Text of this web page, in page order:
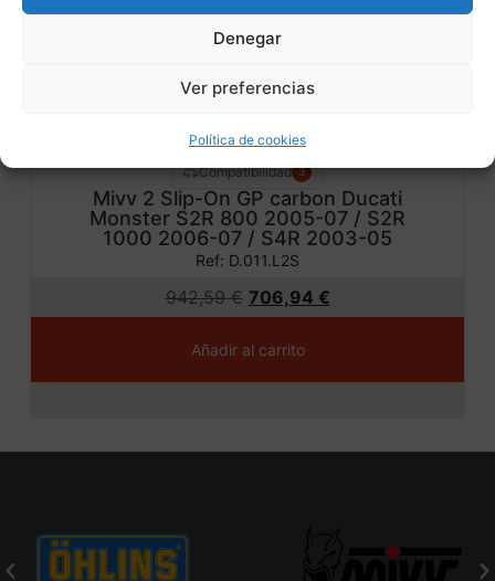
Denegar
Ver preferencias
Política de cookies
Compatibilidad 3
Mivv 2 Slip-On GP carbon Ducati
Monster S2R 800 2005-07 / S2R
1000 2006-07 / S4R 2003-05
Ref: D.011.L2S
942,59€ 706,94 €
Añadir al carrito